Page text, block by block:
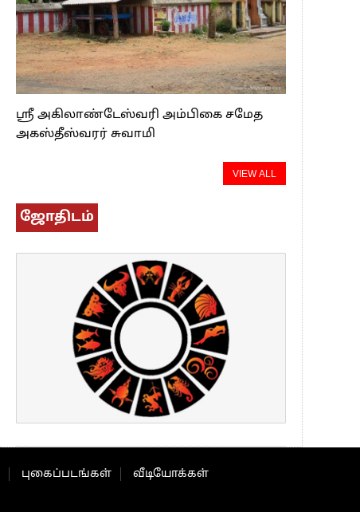
ஸ்ரீ அகிலாண்டேஸ்வரி அம்பிகை சமேத
அகஸ்தீஸ்வரர் சுவாமி
VIEW ALL
ஜோதிடம்
புகைப்படங்கள் வீடியோக்கள்